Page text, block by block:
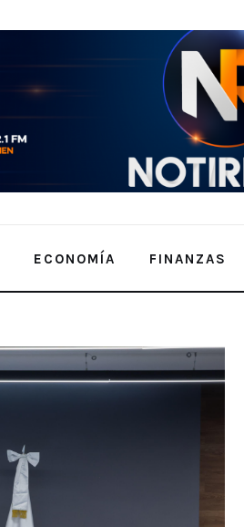
ECONOMÍA FINANZAS